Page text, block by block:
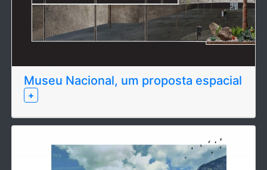
Museu Nacional, um proposta espacial
+